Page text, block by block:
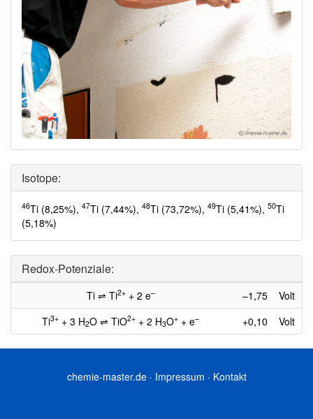
Isotope:
46Ti (8,25%), 47Ti (7,44%), 48Ti (73,72%), 49Ti (5,41%), 50Ti
(5,18%)
Redox-Potenziale:
Ti ⇌ Ti2++ 2 e– –1,75
Volt
Ti3+ + 3 H2O ⇌ TiO2+ + 2 H3O+ + e– +0,10 Volt
chemie-master.de · Impressum · Kontakt